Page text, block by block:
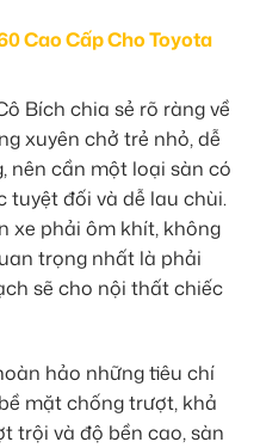
Cao Cấp Cho Toyota
Bích chia sẻ rõ ràng về
xuyên chở trẻ nhỏ, dễ
nên cần một loại sàn có
tuyệt đối và dễ lau chùi.
xe phải ôm khít, không
trọng nhất là phải
sẽ cho nội thất chiếc
hảo những tiêu chí
mặt chống trượt, khả
trội và độ bền cao, sàn